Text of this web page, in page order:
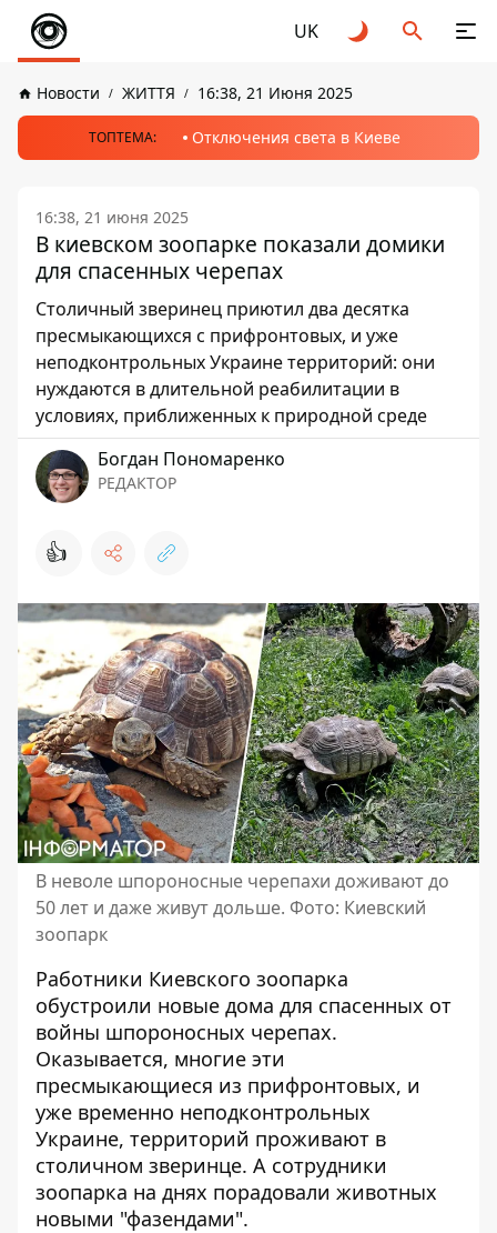
UK
Новости ЖИТТЯ 16:38, 21 Июня 2025
ТОПТЕМА: Отключения света в Киеве
16:38, 21 июня 2025
В киевском зоопарке показали домики
для спасенных черепах
Столичный зверинец приютил два десятка
пресмыкающихся с прифронтовых, и уже
неподконтрольных Украине территорий: они
нуждаются в длительной реабилитации в
условиях, приближенных к природной среде
Богдан Пономаренко
РЕДАКТОР
👍
В неволе шпороносные черепахи доживают до
50 лет и даже живут дольше. Фото: Киевский
зоопарк
Работники Киевского зоопарка
обустроили новые дома для спасенных от
войны шпороносных черепах.
Оказывается, многие эти
пресмыкающиеся из прифронтовых, и
уже временно неподконтрольных
Украине, территорий проживают в
столичном зверинце. А сотрудники
зоопарка на днях порадовали животных
новыми "фазендами".